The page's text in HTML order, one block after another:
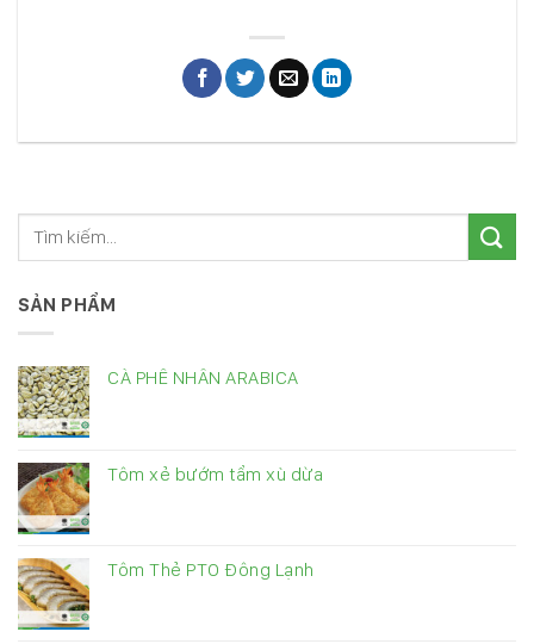
SẢN PHẨM
CÀ PHÊ NHÂN ARABICA
Tôm xẻ bướm tẩm xù dừa
Tôm Thẻ PTO Đông Lạnh